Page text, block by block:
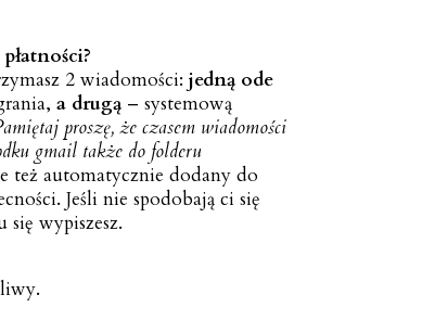
2 wiadomości: jedną ode
a drugą– systemową
proszę, że czasem wiadomości
gmail także do folderu
też automatycznie dodany do
Jeśli nie spodobają ci się
wypiszesz.